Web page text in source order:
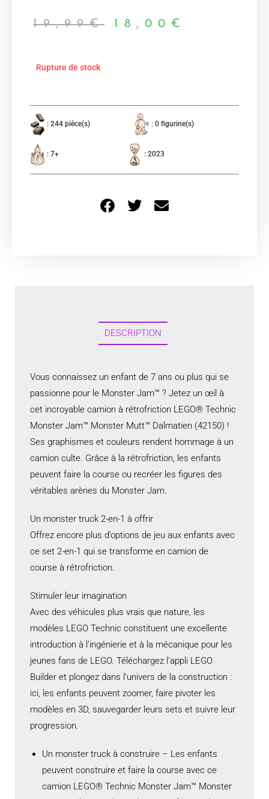
19,99€ 18,00 €
Rupture de stock
: 244 pièce(s) : 0 figurine(s)
: 7+ : 2023
DESCRIPTION
Vous connaissez un enfant de 7 ans ou plus qui se
passionne pour le Monster Jam™ ? Jetez un œil à
cet incroyable camion à rétrofriction LEGO® Technic
Monster Jam™ Monster Mutt™ Dalmatien (42150) !
Ses graphismes et couleurs rendent hommage à un
camion culte. Grâce à la rétrofriction, les enfants
peuvent faire la course ou recréer les figures des
véritables arènes du Monster Jam.
Un monster truck 2-en-1 à offrir
Offrez encore plus d’options de jeu aux enfants avec
ce set 2-en-1 qui se transforme en camion de
course à rétrofriction.
Stimuler leur imagination
Avec des véhicules plus vrais que nature, les
modèles LEGO Technic constituent une excellente
introduction à l’ingénierie et à la mécanique pour les
jeunes fans de LEGO. Téléchargez l’appli LEGO
Builder et plongez dans l’univers de la construction :
ici, les enfants peuvent zoomer, faire pivoter les
modèles en 3D, sauvegarder leurs sets et suivre leur
progression.
Un monster truck à construire – Les enfants
peuvent construire et faire la course avec ce
camion LEGO® Technic Monster Jam™ Monster